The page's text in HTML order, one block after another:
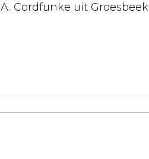
A. Cordfunke uit Groesbeek